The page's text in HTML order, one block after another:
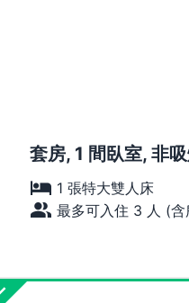
套房, 1 間臥室, 非
1 張特大雙人床
最多可入住 3 人 (